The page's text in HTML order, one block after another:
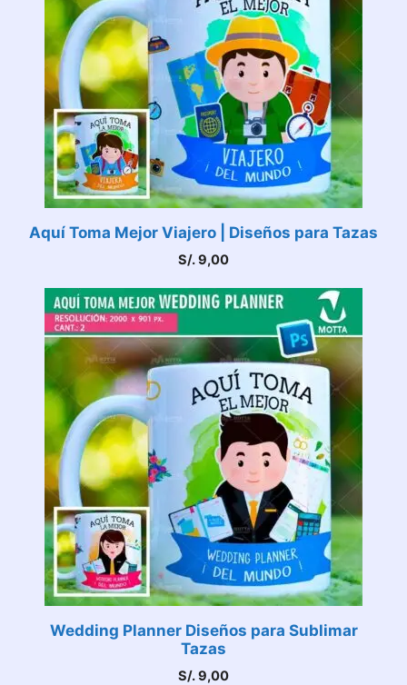
Aquí Toma Mejor Viajero | Diseños para Tazas
S/.9,00
Wedding Planner Diseños para Sublimar
Tazas
S/.9,00